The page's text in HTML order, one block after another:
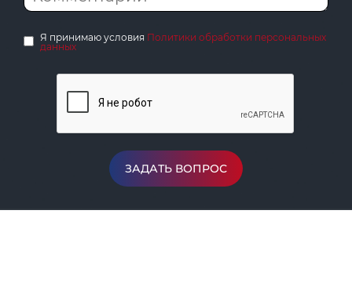
Я принимаю условия Политики обработки персональных
данных
ЗАДАТЬ ВОПРОС